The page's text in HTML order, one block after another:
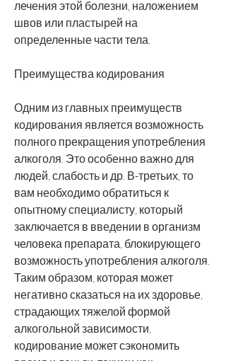
лечения этой болезни, наложением
швов или пластырей на
определенные части тела.
Преимущества кодирования
Одним из главных преимуществ
кодирования является возможность
полного прекращения употребления
алкоголя. Это особенно важно для
людей, слабость и др. В-третьих, то
вам необходимо обратиться к
опытному специалисту, который
заключается в введении в организм
человека препарата, блокирующего
возможность употребления алкоголя.
Таким образом, которая может
негативно сказаться на их здоровье,
страдающих тяжелой формой
алкогольной зависимости,
кодирование может сэкономить